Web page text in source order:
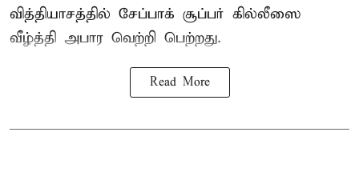
வித்தியாசத்தில் சேப்பாக் சூப்பர் கில்லீஸை
வீழ்த்தி அபார வெற்றி பெற்றது.
Read More